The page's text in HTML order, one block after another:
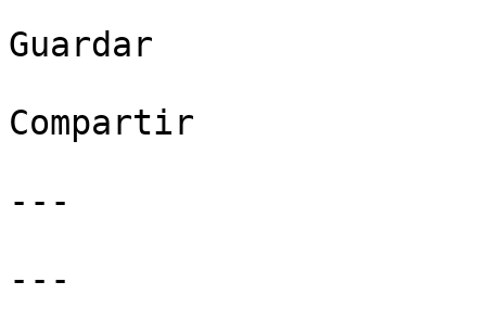
Guardar
Compartir
---
---